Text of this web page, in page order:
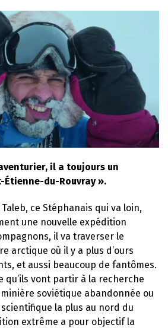
il a toujours un
du-Rouvray ».
Taleb, ce Stéphanais qui va loin,
une nouvelle expédition
il va traverser le
arctique où il y a plus d’ours
et aussi beaucoup de fantômes.
qu’ils vont partir à la recherche
soviétique abandonnée ou
la plus au nord du
extrême a pour objectif la